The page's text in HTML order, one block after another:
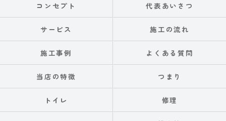
コンセプト 代表あいさつ
サービス 施工の流れ
施工事例 よくある質問
当店の特徴 つまり
トイレ 修理